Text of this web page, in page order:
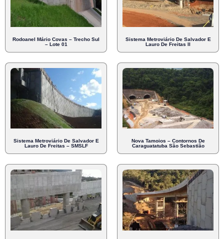
Rodoanel Mário Covas – Trecho Sul
– Lote 01
Sistema Metroviário De Salvador E
Lauro De Freitas II
Sistema Metroviário De Salvador E
Lauro De Freitas – SMSLF
Nova Tamoios – Contornos De
Caraguatatuba São Sebastião